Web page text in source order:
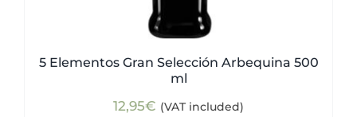
5 Elementos Gran Selección Arbequina 500
ml
12,95€ (VAT included)